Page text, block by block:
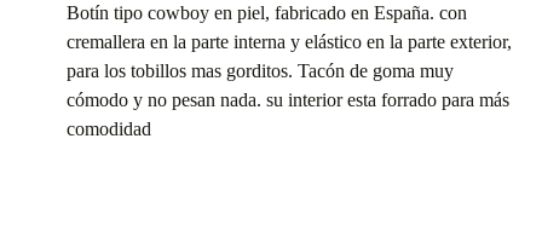
Botín tipo cowboy en piel, fabricado en España. con
cremallera en la parte interna y elástico en la parte exterior,
para los tobillos mas gorditos. Tacón de goma muy
cómodo y no pesan nada. su interior esta forrado para más
comodidad